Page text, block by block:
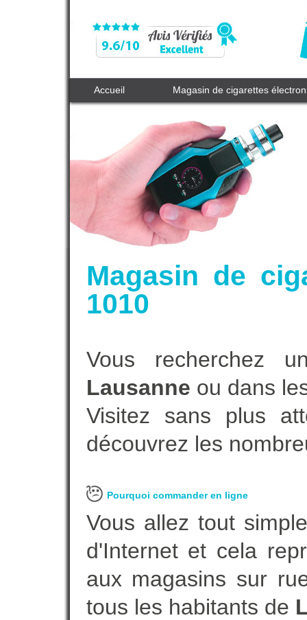
Accueil Magasin de cigarettes
Magasin de
1010
Vous recherchez
Lausanne ou dans
Visitez sans plus
découvrez les
Pourquoi commander en ligne
Vous allez tout
d'Internet et cela
aux magasins sur
tous les habitants de